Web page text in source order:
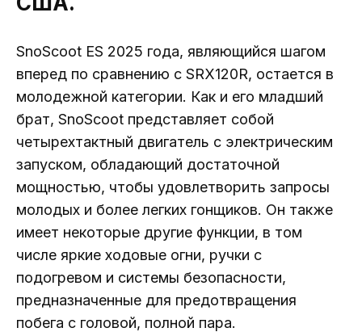
SnoScoot ES 2025 года, являющийся шагом
вперед по сравнению с SRX120R, остается в
молодежной категории. Как и его младший
брат, SnoScoot представляет собой
четырехтактный двигатель с электрическим
запуском, обладающий достаточной
мощностью, чтобы удовлетворить запросы
молодых и более легких гонщиков. Он также
имеет некоторые другие функции, в том
числе яркие ходовые огни, ручки с
подогревом и системы безопасности,
предназначенные для предотвращения
побега с головой, полной пара.